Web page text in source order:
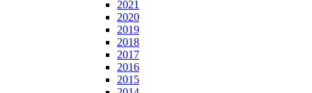
2021
2020
2019
2018
2017
2016
2015